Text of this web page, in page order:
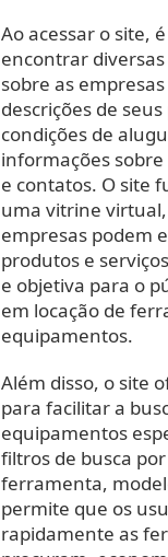
Ao acessar o site,
encontrar
sobre as
descrições de
condições de
informações sobre
e contatos. O site
uma vitrine
empresas podem
produtos e
e objetiva para o
em locação de
equipamentos.
Além disso, o site
para facilitar a
equipamentos
filtros de busca
ferramenta,
permite que os
rapidamente as